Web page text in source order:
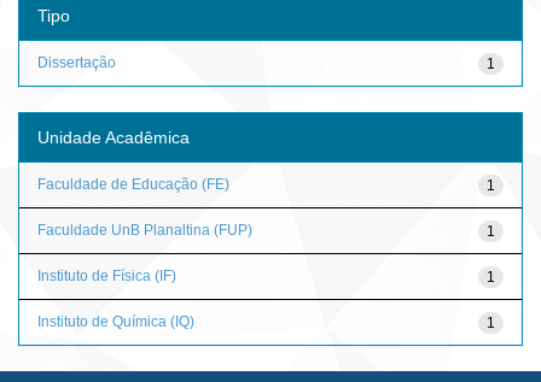
Tipo
1
Dissertação
Unidade Acadêmica
1
Faculdade de Educação (FE)
1
Faculdade UnB Planaltina (FUP)
1
Instituto de Física (IF)
1
Instituto de Química (IQ)